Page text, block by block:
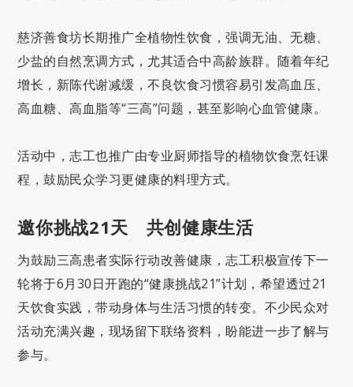
慈济善食坊长期推广全植物性饮食，强调无油、无糖、
少盐的自然烹调方式，尤其适合中高龄族群。随着年纪
增长，新陈代谢减缓，不良饮食习惯容易引发高血压、
高血糖、高血脂等“三高”问题，甚至影响心血管健康。
活动中，志工也推广由专业厨师指导的植物饮食烹饪课
程，鼓励民众学习更健康的料理方式。
邀你挑战21天 共创健康生活
为鼓励三高患者实际行动改善健康，志工积极宣传下一
轮将于6月30日开跑的“健康挑战21”计划，希望透过21
天饮食实践，带动身体与生活习惯的转变。不少民众对
活动充满兴趣，现场留下联络资料，盼能进一步了解与
参与。